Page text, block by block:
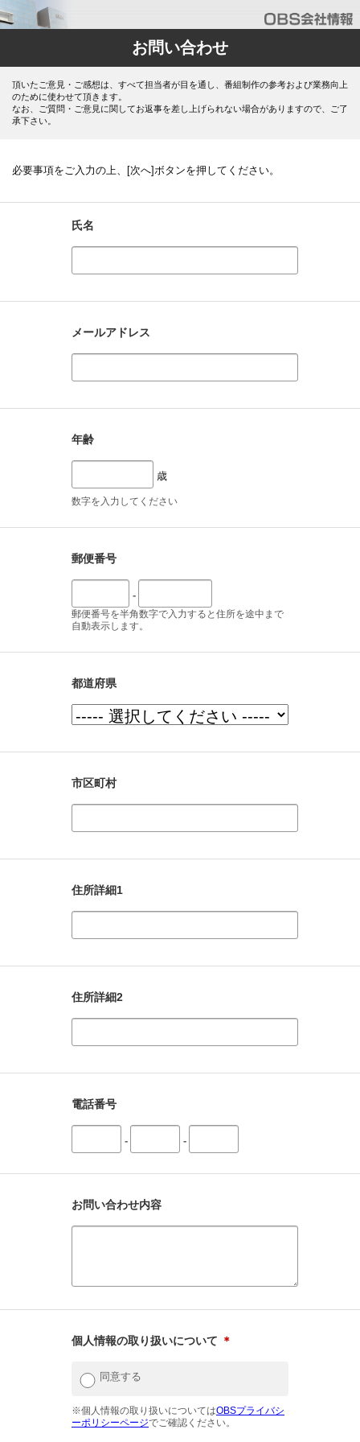
お問い合わせ
頂いたご意見・ご感想は、すべて担当者が目を通し、番組制作の参考および業務向上
のために使わせて頂きます。
なお、ご質問・ご意見に関してお返事を差し上げられない場合がありますので、ご了
承下さい。
必要事項をご入力の上、[次へ]ボタンを押してください。
氏名
メールアドレス
年齢
歳
数字を入力してください
郵便番号
-
郵便番号を半角数字で入力すると住所を途中まで
自動表示します。
都道府県
市区町村
住所詳細1
住所詳細2
電話番号
- -
お問い合わせ内容
個人情報の取り扱いについて ＊
同意する
※個人情報の取り扱いについてはOBSプライバシ
ーポリシーページでご確認ください。